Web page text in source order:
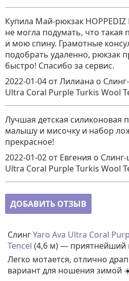
Купила Май-рюкзак HOPPEDIZ
не могла подумать, что такая
и мою спину. Грамотные
подобрать удаленно, рюкзак
быстро! Спасибо за сервис.
2022-01-04 от Лилиана о
Ultra Coral Purple Turkis Wool
Лучшая детская силиконовая
малышу и мисочку и набор
прекрасное!
2022-01-02 от Евгения о Слинг-
Ultra Coral Purple Turkis Wool
ДОБАВИТЬ ОТЗЫВ
СлингYaro Ava Ultra Coral
Tencel (4,6 м) — приятнейший
Легко мотается, отлично
вариант для ношения зимой